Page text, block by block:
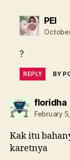
PEI
?
REPLY BY
floridha
February
Kak itu
karetnya